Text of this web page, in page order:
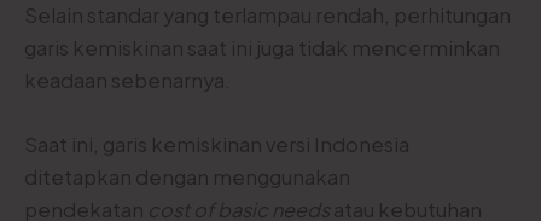
Selain standar yang terlampau rendah, perhitungan
garis kemiskinan saat ini juga tidak mencerminkan
keadaan sebenarnya.
Saat ini, garis kemiskinan versi Indonesia
ditetapkan dengan menggunakan
pendekatan cost of basic needsatau kebutuhan